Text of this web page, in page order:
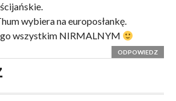
wybiera na europosłankę.
wszystkim NIRMALNYM
ODPOWIEDZ